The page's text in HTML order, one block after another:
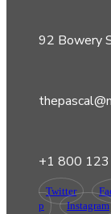
92 Bowery
+1 800
Twitter
p
Instagram